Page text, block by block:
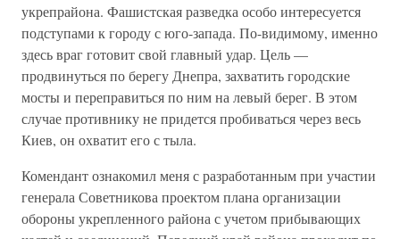
укрепрайона. Фашистская разведка особо интересуется
подступами к городу с юго-запада. По-видимому, именно
здесь враг готовит свой главный удар. Цель —
продвинуться по берегу Днепра, захватить городские
мосты и переправиться по ним на левый берег. В этом
случае противнику не придется пробиваться через весь
Киев, он охватит его с тыла.
Комендант ознакомил меня с разработанным при участии
генерала Советникова проектом плана организации
обороны укрепленного района с учетом прибывающих